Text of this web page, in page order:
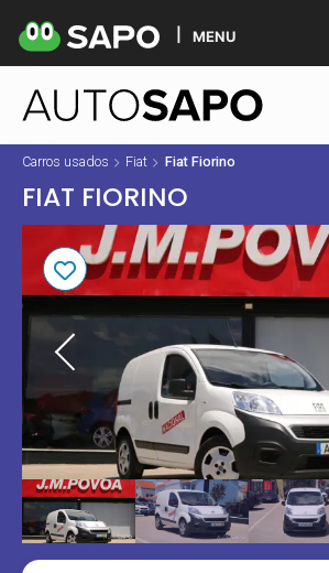
MENU
Carros usados Fiat Fiat Fiorino
FIAT FIORINO